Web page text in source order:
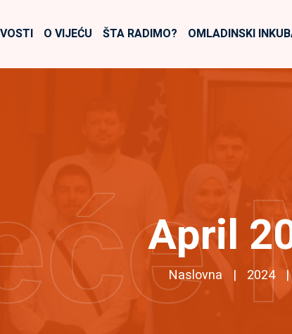
O VIJEĆU ŠTA RADIMO? OMLADINSKI
April
Naslovna 2024